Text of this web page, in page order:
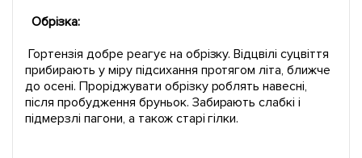
Обрізка:
Гортензія добре реагує на обрізку. Відцвілі суцвіття
прибирають у міру підсихання протягом літа, ближче
до осені. Проріджувати обрізку роблять навесні,
після пробудження бруньок. Забирають слабкі і
підмерзлі пагони, а також старі гілки.